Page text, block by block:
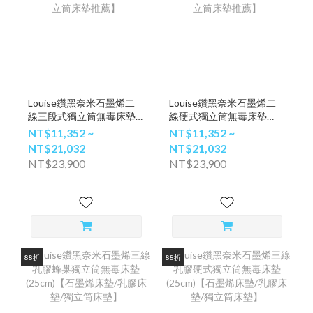
Louise鑽黑奈米石墨烯二
線三段式獨立筒無毒床墊
(23cm)【石墨烯床墊/獨立
筒床墊/獨立筒床墊推薦】
NT$11,352 ~
NT$21,032
NT$23,900
Louise鑽黑奈米石墨烯二
線硬式獨立筒無毒床墊
(23cm)【石墨烯床墊/獨立
筒床墊/獨立筒床墊推薦】
NT$11,352 ~
NT$21,032
NT$23,900
88折 88折